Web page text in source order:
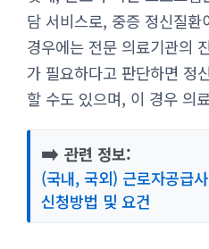
담 서비스로, 중증 정신질
경우에는 전문 의료기관의
가 필요하다고 판단하면 정
할 수도 있으며, 이 경우 의
➡️ 관련 정보:
(국내, 국외) 근로자공급
신청방법 및 요건